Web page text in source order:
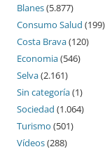
Blanes(5.877)
Consumo Salud (199)
Costa Brava(120)
Economia(546)
Selva(2.161)
Sin categoría(1)
Sociedad (1.064)
Turismo (501)
Vídeos(288)